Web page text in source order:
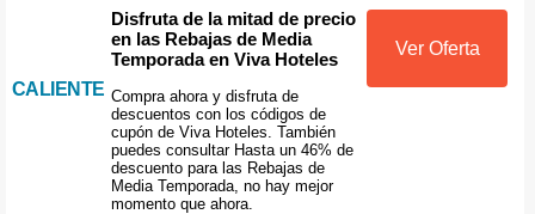
CALIENTE
Disfruta de la mitad de precio
en las Rebajas de Media
Temporada en Viva Hoteles
Compra ahora y disfruta de
descuentos con los códigos de
cupón de Viva Hoteles. También
puedes consultar Hasta un 46% de
descuento para las Rebajas de
Media Temporada, no hay mejor
momento que ahora.
Ver Oferta